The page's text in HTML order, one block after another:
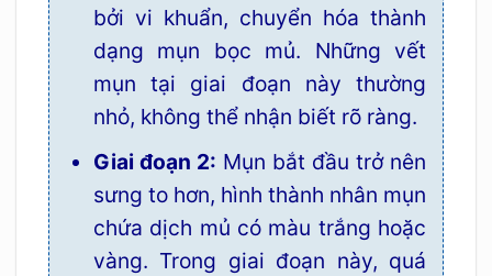
bởi vi khuẩn, chuyển hóa thành
dạng mụn bọc mủ. Những vết
mụn tại giai đoạn này thường
nhỏ, không thể nhận biết rõ ràng.
Giai đoạn 2: Mụn bắt đầu trở nên
sưng to hơn, hình thành nhân mụn
chứa dịch mủ có màu trắng hoặc
vàng. Trong giai đoạn này, quá